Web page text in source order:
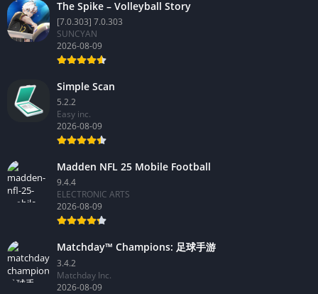
The Spike – Volleyball Story
[7.0.303] 7.0.303
SUNCYAN
2026-08-09
Simple Scan
5.2.2
Easy inc.
2026-08-09
Madden NFL 25 Mobile Football
9.4.4
ELECTRONIC ARTS
2026-08-09
Matchday™ Champions: 足球手游
3.4.2
Matchday Inc.
2026-08-09